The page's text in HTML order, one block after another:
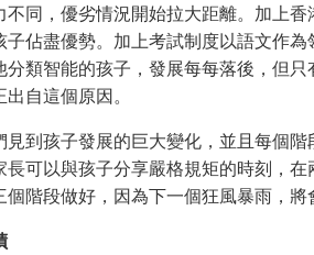
不同，優劣情況開始拉大距離。加上
子佔盡優勢。加上考試制度以語文作
分類智能的孩子，發展每每落後，但
自這個原因。
見到孩子發展的巨大變化，並且每個
長可以與孩子分享嚴格規矩的時刻，
個階段做好，因為下一個狂風暴雨，